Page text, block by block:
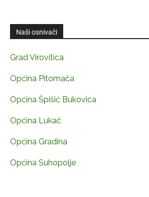
Naši osnivači
Grad Virovitica
Općina Pitomača
Općina Špišić Bukovica
Općina Lukač
Općina Gradina
Općina Suhopolje